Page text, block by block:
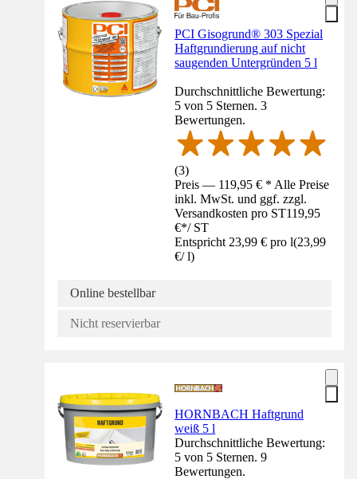
PCI Gisogrund® 303 Spezial
Haftgrundierung auf nicht
saugenden Untergründen 5 l
Durchschnittliche Bewertung:
5 von 5 Sternen. 3
Bewertungen.
(3)
Preis — 119,95 € * Alle Preise
inkl. MwSt. und ggf. zzgl.
Versandkosten pro ST119,95
€*/ ST
Entspricht 23,99 € pro l(23,99
€/ l)
Online bestellbar
Nicht reservierbar
HORNBACH Haftgrund
weiß 5 l
Durchschnittliche Bewertung:
5 von 5 Sternen. 9
Bewertungen.